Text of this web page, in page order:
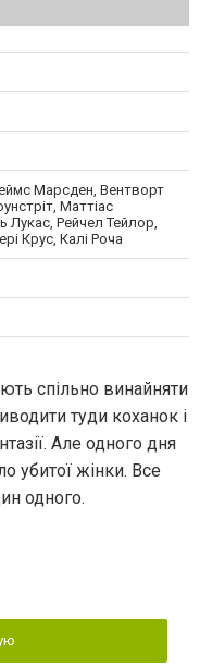
Марсден, Вентворт
Маттіас
Лукас, Рейчел Тейлор,
Крус, Калі Роча
спільно винайняти
туди коханок і
Але одного дня
убитої жінки. Все
одного.